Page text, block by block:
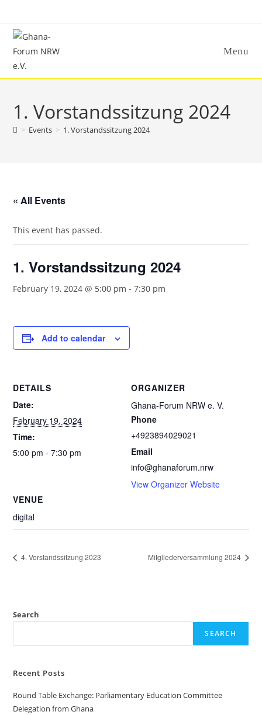
content
Menu
1. Vorstandssitzung 2024
> Events > 1. Vorstandssitzung 2024
« All Events
This event has passed.
1. Vorstandssitzung 2024
February 19, 2024 @ 5:00 pm -7:30 pm
Add to calendar
DETAILS
Date:
February 19, 2024
Time:
5:00 pm - 7:30 pm
VENUE
digital
ORGANIZER
Ghana-Forum NRW e. V.
Phone
+4923894029021
Email
info@ghanaforum.nrw
View Organizer Website
4. Vorstandssitzung 2023 Mitgliederversammlung 2024
Search
SEARCH
Recent Posts
Round Table Exchange: Parliamentary Education Committee
Delegation from Ghana